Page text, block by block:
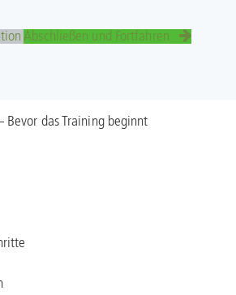
Abschließen und Fortfahren
Bevor das Training beginnt